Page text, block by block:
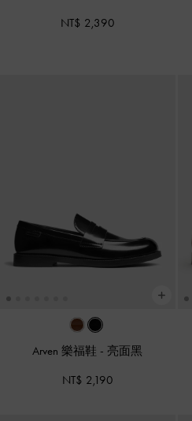
NT$ 2,390
Arven 樂福鞋 - 亮面黑
NT$ 2,190